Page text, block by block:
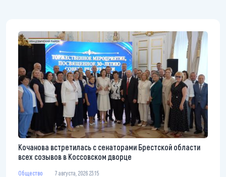
Кочанова встретилась с сенаторами Брестской области
всех созывов в Коссовском дворце
Общество 7 августа, 2026 23:15